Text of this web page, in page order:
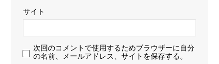
サイト
次回のコメントで使用するためブラウザーに自分
の名前、メールアドレス、サイトを保存する。